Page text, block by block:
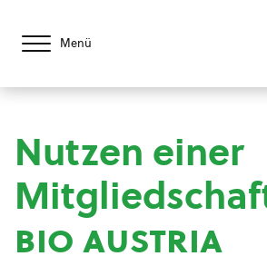
Menü
Nutzen einer
bio austria